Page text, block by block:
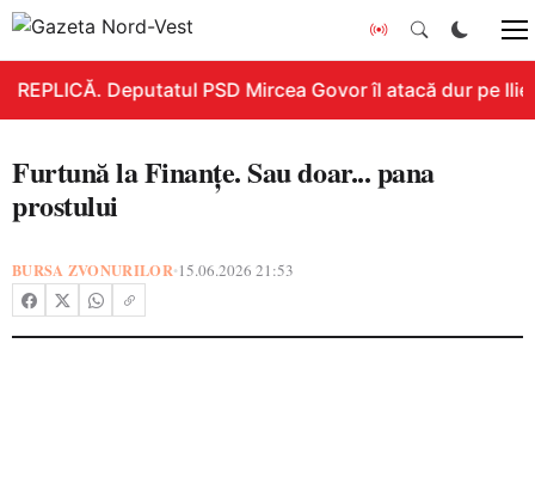
REPLICĂ. Deputatul PSD Mircea Govor îl atacă dur pe
Furtună la Finanțe. Sau doar... pana
prostului
BURSA ZVONURILOR•15.06.2026 21:53